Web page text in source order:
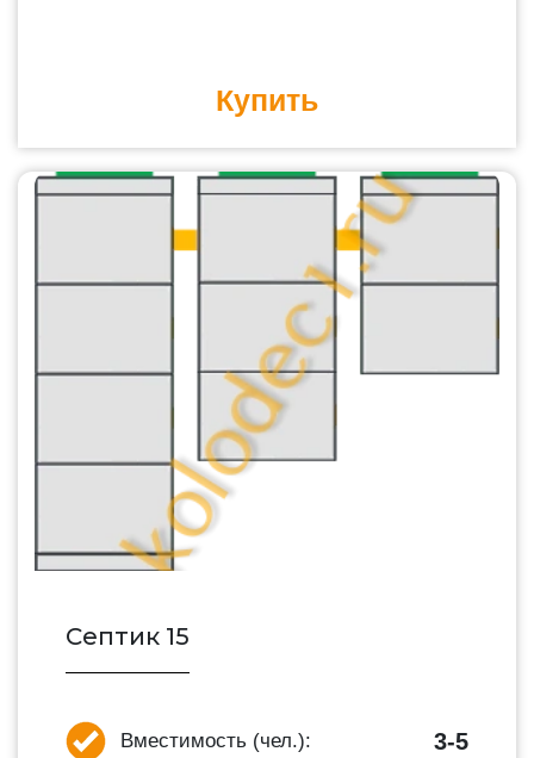
Купить
Септик 15
Вместимость (чел.): 3-5